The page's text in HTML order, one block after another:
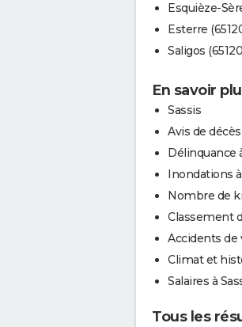
Esquièze-
Esterre
Saligos
En savoir
Sassis
Avis de
Délinquance
Inondations
Nombre de
Classement
Accidents de
Climat et
Salaires à
Tous les